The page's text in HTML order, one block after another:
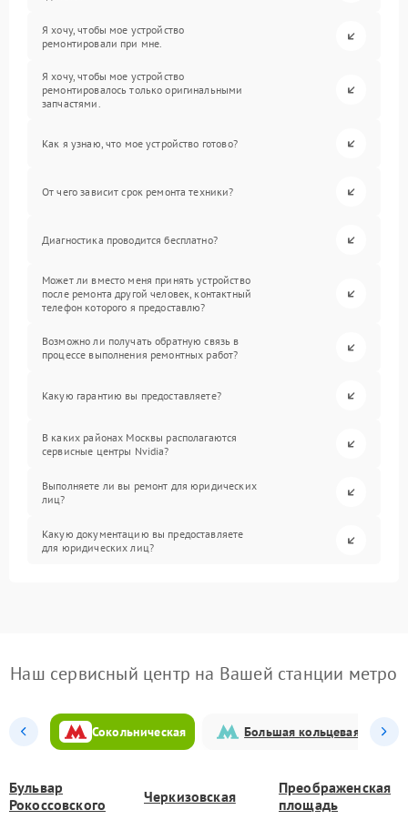
Я хочу, чтобы мое устройство
ремонтировали при мне.
Я хочу, чтобы мое устройство
ремонтировалось только оригинальными
запчастями.
Как я узнаю, что мое устройство готово?
От чего зависит срок ремонта техники?
Диагностика проводится бесплатно?
Может ли вместо меня принять устройство
после ремонта другой человек, контактный
телефон которого я предоставлю?
Возможно ли получать обратную связь в
процессе выполнения ремонтных работ?
Какую гарантию вы предоставляете?
В каких районах Москвы располагаются
сервисные центры Nvidia?
Выполняете ли вы ремонт для юридических
лиц?
Какую документацию вы предоставляете
для юридических лиц?
Наш сервисный центр на Вашей станции метро
Сокольническая Большая кольцевая
Бульвар
Рокоссовского
Черкизовская
Преображенская
площадь